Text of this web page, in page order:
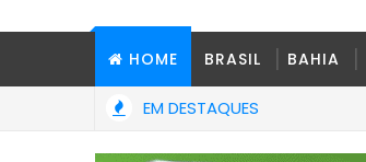
HOME BRASIL BAHIA
EM DESTAQUES